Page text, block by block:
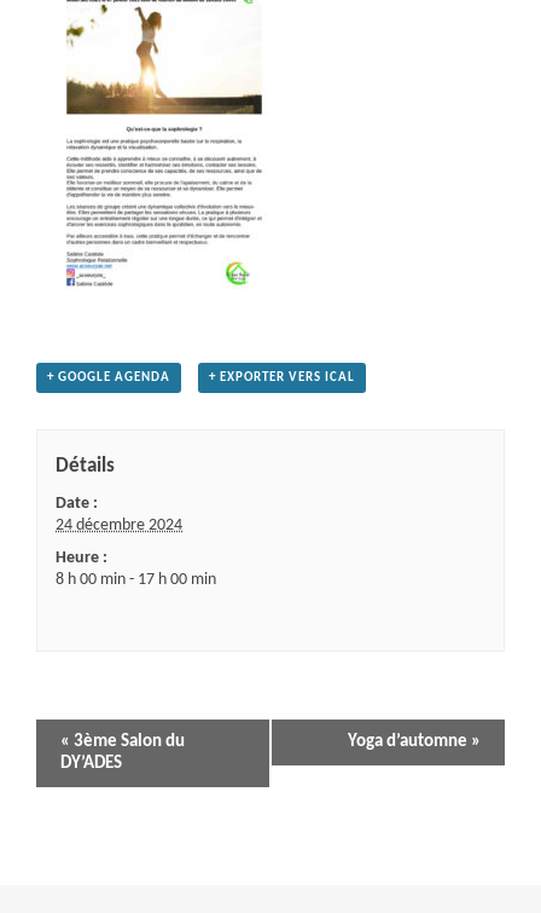
+ GOOGLE AGENDA + EXPORTER VERS ICAL
Détails
Date :
24 décembre 2024
Heure :
8 h 00 min - 17 h 00 min
Navigation
Évènement
« 3ème Salon du
DY’ADES
Yoga d’automne »